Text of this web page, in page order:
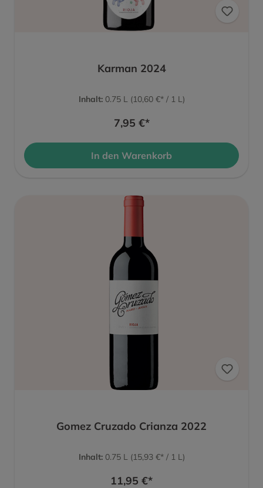
Karman 2024
Inhalt: 0.75 L (10,60 €* / 1 L)
7,95 €*
In den Warenkorb
Gomez Cruzado Crianza 2022
Inhalt: 0.75 L (15,93 €* / 1 L)
11,95 €*